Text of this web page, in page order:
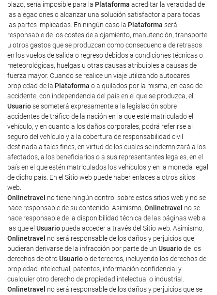
plazo, sería imposible para la Plataforma acreditar la veracidad de
las alegaciones o alcanzar una solución satisfactoria para todas
las partes implicadas. En ningún caso la Plataforma será
responsable de los costes de alojamiento, manutención, transporte
u otros gastos que se produzcan como consecuencia de retrasos
en los vuelos de salida o regreso debidos a condiciones técnicas o
meteorológicas, huelgas u otras causas atribuibles a causas de
fuerza mayor. Cuando se realice un viaje utilizando autocares
propiedad de la Plataforma o alquilados por la misma, en caso de
accidente, con independencia del país en el que se produzca, el
Usuariose someterá expresamente a la legislación sobre
accidentes de tráfico de la nación en la que esté matriculado el
vehículo, y en cuanto a los daños corporales, podrá referirse al
seguro del vehículo y a la cobertura de responsabilidad civil
destinada a tales fines, en virtud de los cuales se indemnizará a los
afectados, a los beneficiarios o a sus representantes legales, en el
país en el que estén matriculados los vehículos y en la moneda legal
de dicho país. En el Sitio web puede haber enlaces a otros sitios
web.
Onlinetravel no tiene ningún control sobre estos sitios web y no se
hace responsable de su contenido. Asimismo, Onlinetravel no se
hace responsable de la disponibilidad técnica de las páginas web a
las que el Usuario pueda acceder a través del Sitio web. Asimismo,
Onlinetravel no será responsable de los daños y perjuicios que
pudieran derivarse de la infracción por parte de un Usuariode los
derechos de otroUsuarioo de terceros, incluyendo los derechos de
propiedad intelectual, patentes, información confidencial y
cualquier otro derecho de propiedad intelectual o industrial.
Onlinetravel no será responsable de los daños y perjuicios que se